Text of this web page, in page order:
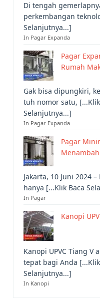
Di tengah
perkembangan
Selanjutnya...]
In Pagar Expanda
Pagar
Rumah
Gak bisa dipungkiri,
tuh nomor satu,
Selanjutnya...]
In Pagar Expanda
Pagar
Jakarta, 10 Juni 2024
hanya [...Klik Baca
In Pagar
Kanopi
Kanopi UPVC Tiang V
tepat bagi Anda
Selanjutnya...]
In Kanopi